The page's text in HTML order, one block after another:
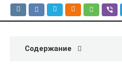
Содержание